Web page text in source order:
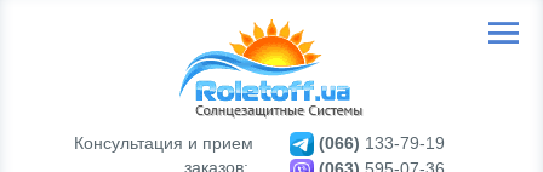
Консультация и прием
заказов:
(066) 133-79-19